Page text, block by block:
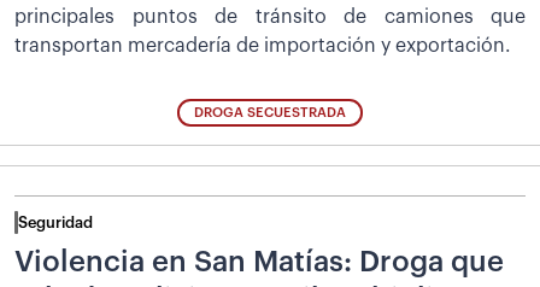
principales puntos de tránsito de camiones que
transportan mercadería de importación y exportación.
DROGA SECUESTRADA
Seguridad
Violencia en San Matías: Droga que